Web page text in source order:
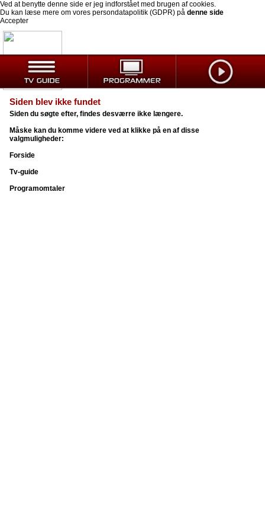
Ved at benytte denne side er jeg indforstået med brugen af cookies.
Du kan læse mere om vores persondatapolitik (GDPR) på denne side
Accepter
Siden blev ikke fundet
Siden du søgte efter, findes desværre ikke længere.
Måske kan du komme videre ved at klikke på en af disse
valgmuligheder:
Forside
Tv-guide
Programomtaler